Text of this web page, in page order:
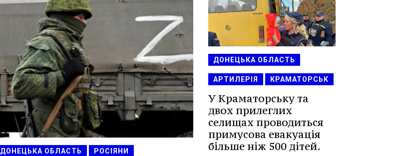
ДОНЕЦЬКА ОБЛАСТЬ РОСІЯНИ
ДОНЕЦЬКА ОБЛАСТЬ
АРТИЛЕРІЯ КРАМАТОРСЬК
У Краматорську та
двох прилеглих
селищах проводиться
примусова евакуація
більше ніж 500 дітей.